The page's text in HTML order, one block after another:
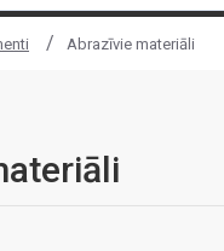
Abrazīvie materiāli